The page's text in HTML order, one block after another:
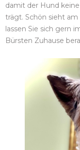
damit der Hund
trägt. Schön sieht am
lassen Sie sich gern
Bürsten Zuhause